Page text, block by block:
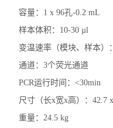
细胞计数仪
电泳仪电泳槽
伯乐T100梯度PCR仪
核酸定量仪荧光计
容量：1 x 96孔-0.2 mL
样本体积：10-30 µl
变温速率（模块、样本）：
通道：3个荧光通道
PCR运行时间：<30min
尺寸（长x宽x高）：42.7
重量：24.5 kg